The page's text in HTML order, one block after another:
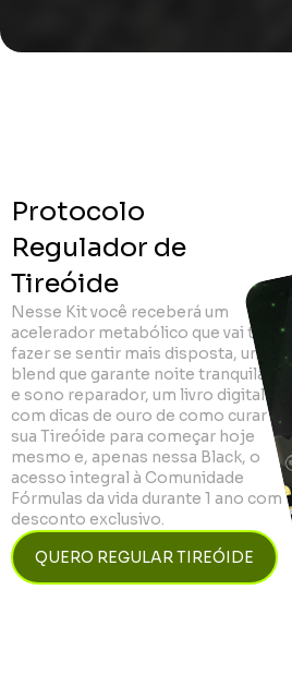
Protocolo
Regulador de
Tireóide
Nesse Kit você receberá um
acelerador metabólico que vai te
fazer se sentir mais disposta, um
blend que garante noite tranquilas
e sono reparador, um livro digital
com dicas de ouro de como curar a
sua Tireóide para começar hoje
mesmo e, apenas nessa Black, o
acesso integral à Comunidade
Fórmulas da vida durante 1 ano com
desconto exclusivo.
QUERO REGULAR TIREÓIDE